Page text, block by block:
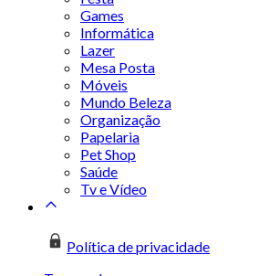
Games
Informática
Lazer
Mesa Posta
Móveis
Mundo Beleza
Organização
Papelaria
Pet Shop
Saúde
Tv e Vídeo
Política de privacidade